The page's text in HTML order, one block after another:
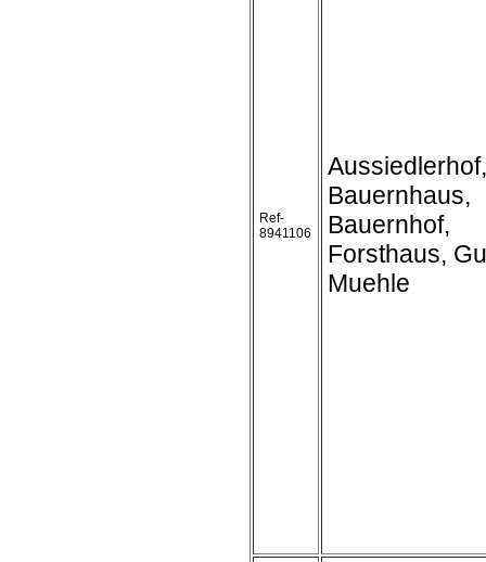
Ref-
8941106
Aussiedlerhof,
Bauernhaus,
Bauernhof,
Forsthaus,
Muehle